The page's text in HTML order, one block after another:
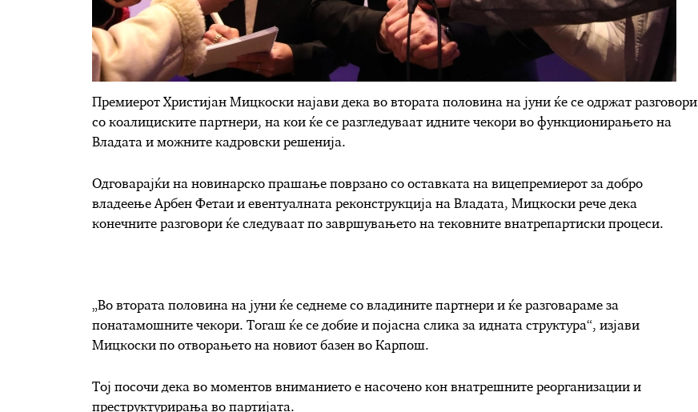
Премиерот Христијан Мицкоски најави дека во втората половина на јуни ќе се одржат разговори
со коалициските партнери, на кои ќе се разгледуваат идните чекори во функционирањето на
Владата и можните кадровски решенија.
Одговарајќи на новинарско прашање поврзано со оставката на вицепремиерот за добро
владеење Арбен Фетаи и евентуалната реконструкција на Владата, Мицкоски рече дека
конечните разговори ќе следуваат по завршувањето на тековните внатрепартиски процеси.
„Во втората половина на јуни ќе седнеме со владините партнери и ќе разговараме за
понатамошните чекори. Тогаш ќе се добие и појасна слика за идната структура“, изјави
Мицкоски по отворањето на новиот базен во Карпош.
Тој посочи дека во моментов вниманието е насочено кон внатрешните реорганизации и
преструктурирања во партијата.